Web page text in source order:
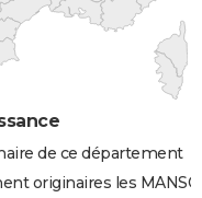
de ce département
originaires les